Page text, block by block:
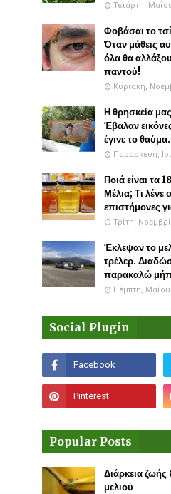
Τετάρτη,
Φοβάσαι το
Όταν μάθεις
όλα θα
παντού!
Κυριακή,
Η θρησκεία
Έβαλαν
έγινε το
Παρασκευή,
Ποιά είναι τα
Μέλια; Τι λένε
επιστήμονες
Τρίτη,
Έκλεψαν το
τρέλερ.
παρακαλώ
Πέμπτη, Μαΐου
Social Plugin
Popular Posts
Διάρκεια
μελιού